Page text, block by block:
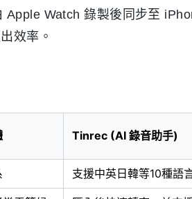
Apple Watch 錄製後同步至
效率。
Tinrec (AI 錄音助手)
支援中英日韓等10種語